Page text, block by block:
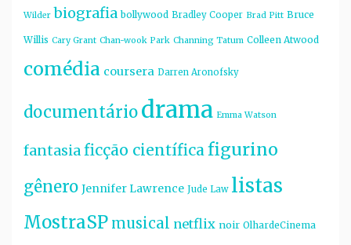
Wilder biografia bollywood Bradley Cooper Brad Pitt Bruce
Willis Cary Grant Chan-wook Park Channing Tatum Colleen Atwood
comédia coursera Darren Aronofsky
documentáriodrama Emma Watson
fantasiaficção científicafigurino
gênero Jennifer Lawrence Jude Law listas
MostraSP musical netflix noir OlhardeCinema